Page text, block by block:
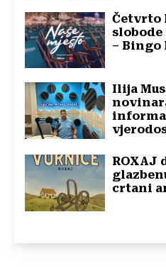
Četvrto
slobode
– Bingo
Ilija
ROXAJ
crtani